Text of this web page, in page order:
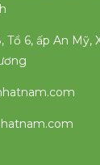
6, ấp An Mỹ,